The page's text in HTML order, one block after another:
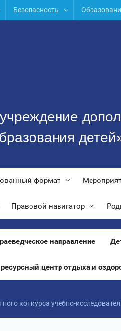
Безопасность
формат
Правовой навигатор
направление
центр отдыха и
конкурса учебно-